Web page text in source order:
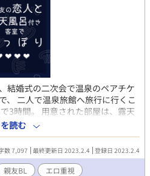
結婚式の二次会で温泉のペアチケ
、 二人で温泉旅館へ旅行に行くこ
3時間。 用意された部屋は、露天
それもいいけど、彼らの頭の中は
旅行先のホテルがダブルベッド
まった親友との関係にけじめをつ
恋人はぜんぶ染めてほしい」の続
ただけます。
読む
数 7,097 最終更新日 2023.2.4 登録日 2023.2.4
親友BL エロ重視